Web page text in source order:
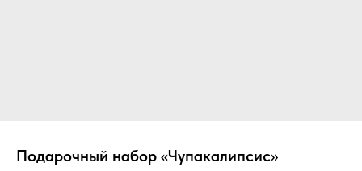
Подарочный набор «Чупакалипсис»